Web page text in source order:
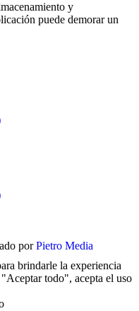
y
puede demorar un
porPietro Media
brindarle la experiencia
todo", acepta el uso